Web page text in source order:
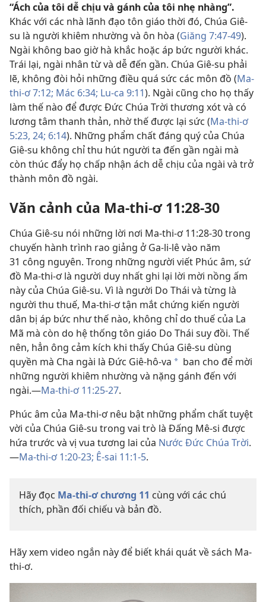
“Ách của tôi dễ chịu và gánh của tôi nhẹ nhàng”.
Khác với các nhà lãnh đạo tôn giáo thời đó, Chúa Giê-
su là người khiêm nhường và ôn hòa (Giăng 7:47-49).
Ngài không bao giờ hà khắc hoặc áp bức người khác.
Trái lại, ngài nhân từ và dễ đến gần. Chúa Giê-su phải
lẽ, không đòi hỏi những điều quá sức các môn đồ (Ma-
thi-ơ 7:12; Mác 6:34; Lu-ca 9:11). Ngài cũng cho họ thấy
làm thế nào để được Đức Chúa Trời thương xót và có
lương tâm thanh thản, nhờ thế được lại sức (Ma-thi-ơ
5:23, 24; 6:14). Những phẩm chất đáng quý của Chúa
Giê-su không chỉ thu hút người ta đến gần ngài mà
còn thúc đẩy họ chấp nhận ách dễ chịu của ngài và trở
thành môn đồ ngài.
Văn cảnh của Ma-thi-ơ 11:28-30
Chúa Giê-su nói những lời nơi Ma-thi-ơ 11:28-30 trong
chuyến hành trình rao giảng ở Ga-li-lê vào năm
31 công nguyên. Trong những người viết Phúc âm, sứ
đồ Ma-thi-ơ là người duy nhất ghi lại lời mời nồng ấm
này của Chúa Giê-su. Vì là người Do Thái và từng là
người thu thuế, Ma-thi-ơ tận mắt chứng kiến người
dân bị áp bức như thế nào, không chỉ do thuế của La
Mã mà còn do hệ thống tôn giáo Do Thái suy đồi. Thế
nên, hẳn ông cảm kích khi thấy Chúa Giê-su dùng
quyền mà Cha ngài là Đức Giê-hô-va a ban cho để mời
những người khiêm nhường và nặng gánh đến với
ngài.​—Ma-thi-ơ 11:25-27.
Phúc âm của Ma-thi-ơ nêu bật những phẩm chất tuyệt
vời của Chúa Giê-su trong vai trò là Đấng Mê-si được
hứa trước và vị vua tương lai của Nước Đức Chúa Trời.​
—Ma-thi-ơ 1:20-23; Ê-sai 11:1-5.
Hãy đọc Ma-thi-ơ chương 11 cùng với các chú
thích, phần đối chiếu và bản đồ.
Hãy xem video ngắn này để biết khái quát về sách Ma-
thi-ơ.